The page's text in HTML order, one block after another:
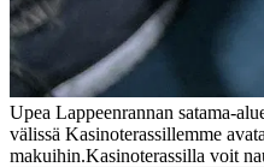
Upea Lappeenrannan satama-
välissä Kasinoterassillemme
makuihin.Kasinoterassilla voit